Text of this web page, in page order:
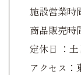
施設営業時
商品販売時
定休日 ：土
アクセス：